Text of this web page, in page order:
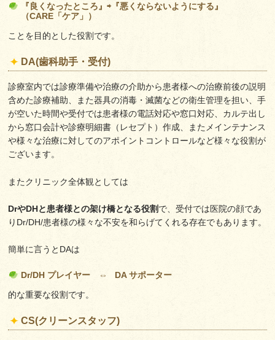
『良くなったところ』⇨『悪くならないようにする』
（CARE「ケア」）
ことを目的とした役割です。
DA(歯科助手・受付)
診療室内では診療準備や治療の介助から患者様への治療前後の説明
含めた診療補助、また器具の消毒・滅菌などの衛生管理を担い、手
が空いた時間や受付では患者様の電話対応や窓口対応、カルテ出し
から窓口会計や診療明細書（レセプト）作成、またメインテナンス
や様々な治療に対してのアポイントコントロールなど様々な役割が
ございます。
またクリニック全体観としては
DrやDHと患者様との架け橋となる役割で、受付では医院の顔であ
りDr/DH/患者様の様々な不安を和らげてくれる存在でもあります。
簡単に言うとDAは
Dr/DH プレイヤー ⇔ DA サポーター
的な重要な役割です。
CS(クリーンスタッフ)